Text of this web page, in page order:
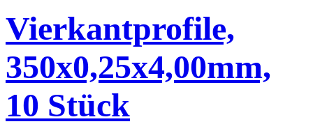
Vierkantprofile,
350x0,25x4,00mm,
10 Stück